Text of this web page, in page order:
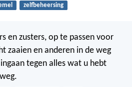
zelfbeheersing
en zusters, op te passen voor
zaaien en anderen in de weg
tegen alles wat u hebt